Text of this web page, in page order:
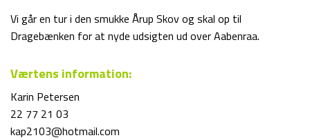
Vi går en tur i den smukke Årup Skov og skal op til
Dragebænken for at nyde udsigten ud over Aabenraa.
Værtens information:
Karin Petersen
22 77 21 03
kap2103@hotmail.com